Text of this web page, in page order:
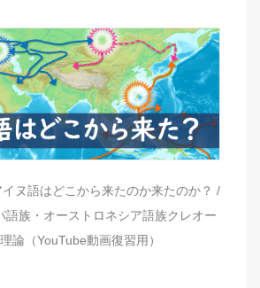
イヌ語はどこから来たのか来たのか？ /
語族・オーストロネシア語族クレオー
論（YouTube動画復習用）